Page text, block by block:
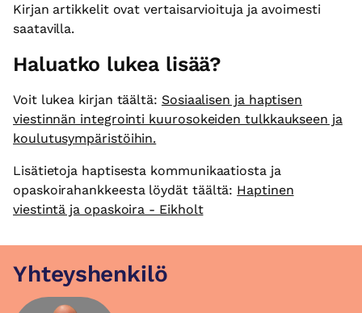
Kirjan artikkelit ovat vertaisarvioituja ja avoimesti
saatavilla.
Haluatko lukea lisää?
Voit lukea kirjan täältä: Sosiaalisen ja haptisen
viestinnän integrointi kuurosokeiden tulkkaukseen ja
koulutusympäristöihin.
Lisätietoja haptisesta kommunikaatiosta ja
opaskoirahankkeesta löydät täältä: Haptinen
viestintä ja opaskoira - Eikholt
Yhteyshenkilö